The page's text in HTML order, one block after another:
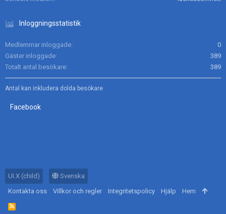
Inloggningsstatistik
Medlemmar inloggade
0
Gäster inloggade
389
Totalt antal besökare
389
Antal kan inkludera dolda besökare
Facebook
UI.X (child)
Svenska
Kontakta oss
Villkor och regler Integritetspolicy Hjälp Hem
R